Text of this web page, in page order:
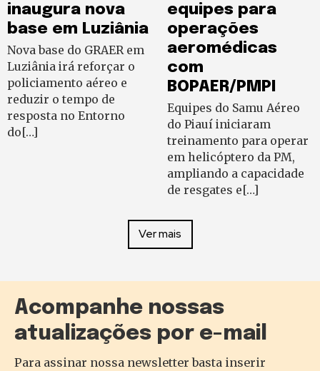
inaugura nova
base em Luziânia
Nova base do GRAER em
Luziânia irá reforçar o
policiamento aéreo e
reduzir o tempo de
resposta no Entorno
do[…]
equipes para
operações
aeromédicas
com
BOPAER/PMPI
Equipes do Samu Aéreo
do Piauí iniciaram
treinamento para operar
em helicóptero da PM,
ampliando a capacidade
de resgates e[…]
Ver mais
Acompanhe nossas
atualizações por e-mail
Para assinar nossa newsletter basta inserir